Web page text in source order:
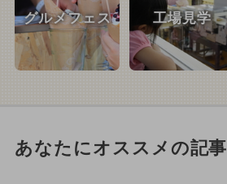
グルメフェス 工場見学
あなたにオススメの記事